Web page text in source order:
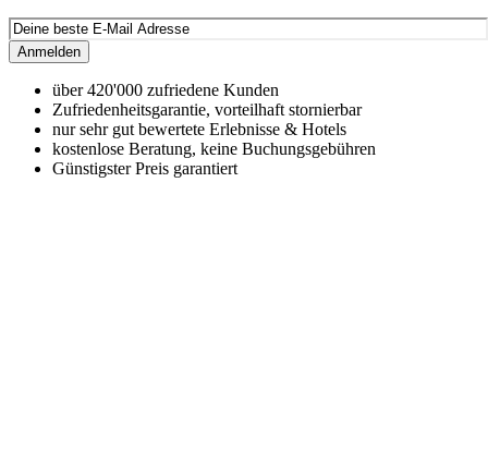
Anmelden
über 420'000 zufriedene Kunden
Zufriedenheitsgarantie, vorteilhaft stornierbar
nur sehr gut bewertete Erlebnisse & Hotels
kostenlose Beratung, keine Buchungsgebühren
Günstigster Preis garantiert